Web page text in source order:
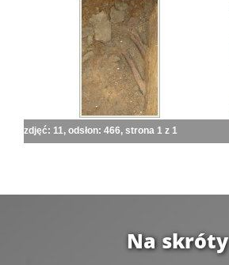
zdjęć: 11, odsłon: 466, strona 1 z 1
Na skróty